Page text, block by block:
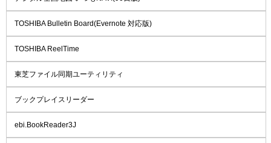
TOSHIBA Bulletin Board(Evernote 対応版)
TOSHIBA ReelTime
東芝ファイル同期ユーティリティ
ブックプレイスリーダー
ebi.BookReader3J